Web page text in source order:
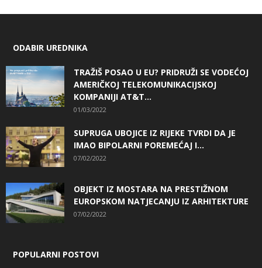
ODABIR UREDNIKA
TRAŽIŠ POSAO U EU? PRIDRUŽI SE VODEĆOJ
AMERIČKOJ TELEKOMUNIKACIJSKOJ
KOMPANIJI AT&T...
01/03/2022
SUPRUGA UBOJICE IZ RIJEKE TVRDI DA JE
IMAO BIPOLARNI POREMEĆAJ I...
07/02/2022
OBJEKT IZ MOSTARA NA PRESTIŽNOM
EUROPSKOM NATJECANJU IZ ARHITEKTURE
07/02/2022
POPULARNI POSTOVI